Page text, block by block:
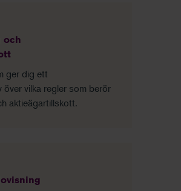
och
ger dig ett
över vilka regler som berör
aktieägartillskott.